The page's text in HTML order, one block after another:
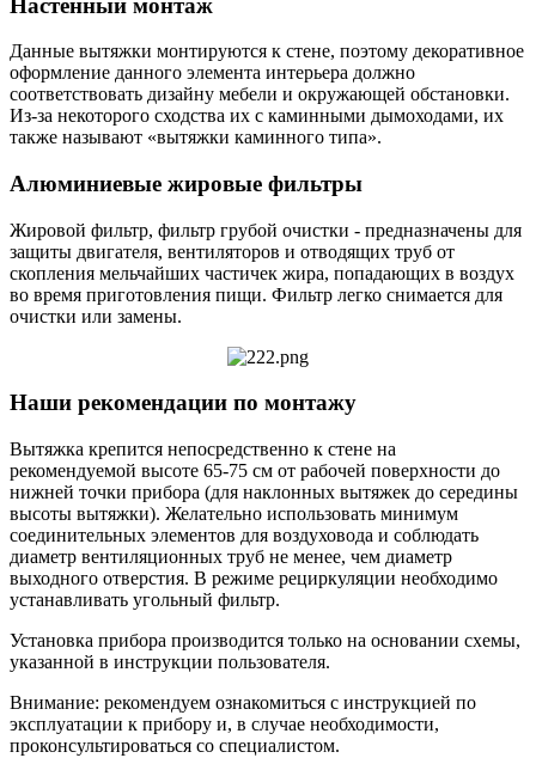
Данные вытяжки монтируются к стене, поэтому декоративное
оформление данного элемента интерьера должно
соответствовать дизайну мебели и окружающей обстановки.
Из-за некоторого сходства их с каминными дымоходами, их
также называют «вытяжки каминного типа».
Алюминиевые жировые фильтры
Жировой фильтр, фильтр грубой очистки - предназначены для
защиты двигателя, вентиляторов и отводящих труб от
скопления мельчайших частичек жира, попадающих в воздух
во время приготовления пищи. Фильтр легко снимается для
очистки или замены.
Наши рекомендации по монтажу
Вытяжка крепится непосредственно к стене на
рекомендуемой высоте 65-75 см от рабочей поверхности до
нижней точки прибора (для наклонных вытяжек до середины
высоты вытяжки). Желательно использовать минимум
соединительных элементов для воздуховода и соблюдать
диаметр вентиляционных труб не менее, чем диаметр
выходного отверстия. В режиме рециркуляции необходимо
устанавливать угольный фильтр.
Установка прибора производится только на основании схемы,
указанной в инструкции пользователя.
Внимание: рекомендуем ознакомиться с инструкцией по
эксплуатации к прибору и, в случае необходимости,
проконсультироваться со специалистом.